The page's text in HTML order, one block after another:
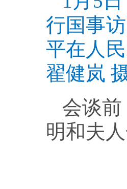
行国事
平在人
翟健岚
会谈
明和夫